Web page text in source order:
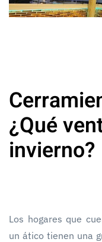
¿Qué
invierno?
Los hogares que
un ático tienen una